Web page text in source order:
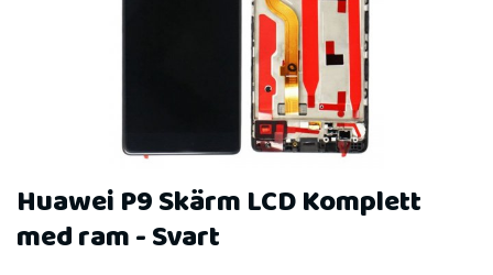
Huawei P9 Skärm LCD Komplett
med ram - Svart